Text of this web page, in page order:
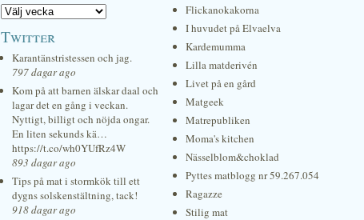
Twitter
Karantänstristessen och jag.
797 dagar ago
Kom på att barnen älskar daal och
lagar det en gång i veckan.
Nyttigt, billigt och nöjda ongar.
En liten sekunds kä…
https://t.co/wh0YUfRz4W
893 dagar ago
Tips på mat i stormkök till ett
dygns solskenstältning, tack!
918 dagar ago
Flickanokakorna
I huvudet på Elvaelva
Kardemumma
Lilla matderivén
Livet på en gård
Matgeek
Matrepubliken
Moma's kitchen
Nässelblom&choklad
Pyttes matblogg nr 59.267.054
Ragazze
Stilig mat